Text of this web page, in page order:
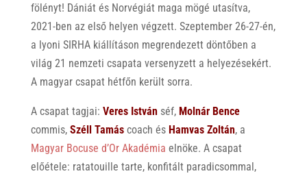
fölényt! Dániát és Norvégiát maga mögé utasítva,
2021-ben az első helyen végzett. Szeptember 26-27-én,
a lyoni SIRHA kiállításon megrendezett döntőben a
világ 21 nemzeti csapata versenyzett a helyezésekért.
A magyar csapat hétfőn került sorra.
A csapat tagjai: Veres Istvánséf, Molnár Bence
commis, Széll Tamás coach és Hamvas Zoltán, a
Magyar Bocuse d’Or Akadémia elnöke. A csapat
előétele: ratatouille tarte, konfitált paradicsommal,